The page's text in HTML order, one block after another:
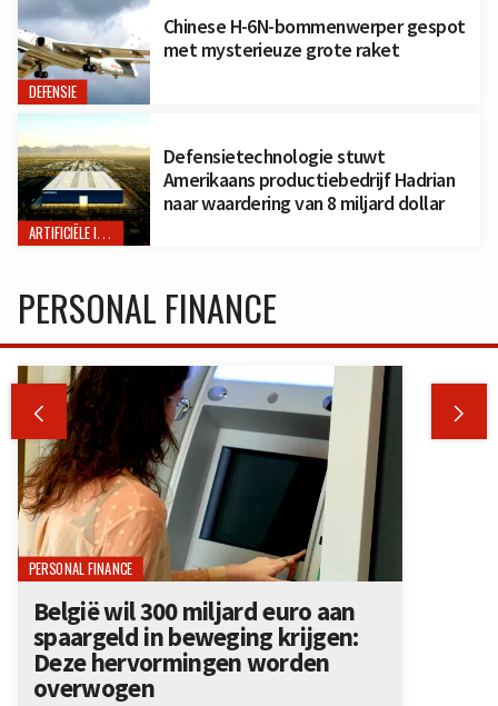
DEFENSIE
Chinese H-6N-bommenwerper gespot
met mysterieuze grote raket
ARTIFICIËLE INTELLIGENTIE
Defensietechnologie stuwt
Amerikaans productiebedrijf Hadrian
naar waardering van 8 miljard dollar
PERSONAL FINANCE
 
PERSONAL FINANCE
België wil 300 miljard euro aan
spaargeld in beweging krijgen:
Deze hervormingen worden
overwogen